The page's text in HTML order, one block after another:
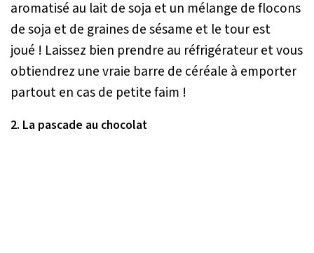
aromatisé au lait de soja et un mélange de flocons
de soja et de graines de sésame et le tour est
joué ! Laissez bien prendre au réfrigérateur et vous
obtiendrez une vraie barre de céréale à emporter
partout en cas de petite faim !
2. La pascade au chocolat